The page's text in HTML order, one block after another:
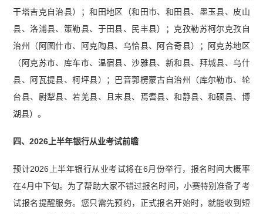
干塔吉克自治县）；和田地区（和田市、和田县、墨玉县、皮山
县、洛浦县、策勒县、于田县、民丰县）；克孜勒苏柯尔克孜自
治州（阿图什市、阿克陶县、乌恰县、阿合奇县）；阿克苏地区
（阿克苏市、库车市、温宿县、沙雅县、新和县、拜城县、乌什
县、阿瓦提县、柯坪县）；巴音郭楞蒙古自治州（库尔勒市、轮
台县、尉犁县、若羌县、且末县、焉耆县、和静县、和硕县、博
湖县）。
四、2026上半年银行从业考试前瞻
预计2026上半年银行从业考试将在6月份举行，报名时间大概率
在4月中下旬。为了帮助大家不错过报名时间，小赛特别准备了考
试报名提醒服务。您只需先预约，正式报名开始时，就能收到短